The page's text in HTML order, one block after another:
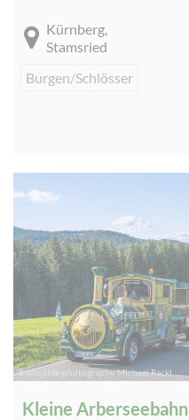
Kürnberg,
Stamsried
Burgen/Schlösser
© woidlife-photography, Michael Rackl
Kleine Arberseebahn